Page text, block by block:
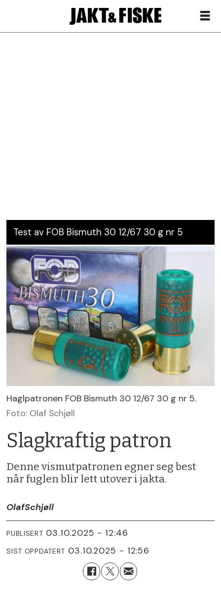
Test av FOB Bismuth 30 12/67 30 g nr 5
Haglpatronen FOB Bismuth 30 12/67 30 g nr 5.
Foto: Olaf Schjøll
Slagkraftig patron
Denne vismutpatronen egner seg best
når fuglen blir lett utover i jakta.
OlafSchjøll
PUBLISERT 03.10.2025 - 12:46
SIST OPPDATERT 03.10.2025 - 12:56